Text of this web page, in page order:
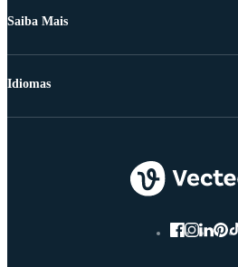
Saiba Mais
Idiomas